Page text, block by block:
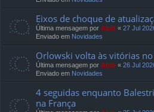
Eixos de choque de
Última mensagem por Abib « 27 Jul
Enviado em Novidades
Orlowski volta às vitórias no
Última mensagem por Abib « 26 Jul
Enviado em Novidades
4 seguidas enquanto
na França